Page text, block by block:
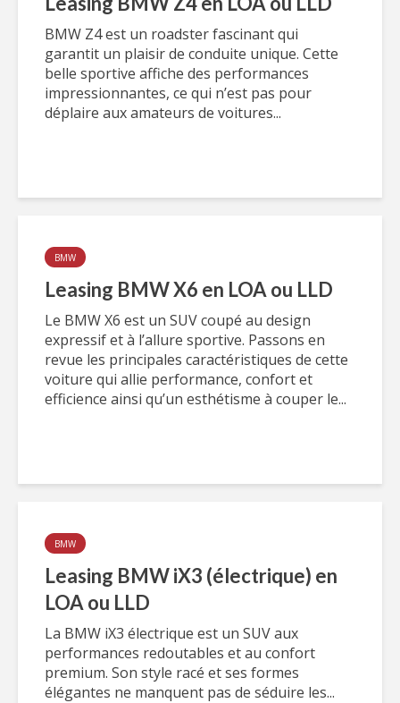
BMW Z4 est un roadster fascinant qui
garantit un plaisir de conduite unique. Cette
belle sportive affiche des performances
impressionnantes, ce qui n’est pas pour
déplaire aux amateurs de voitures...
BMW
Leasing BMW X6 en LOA ou LLD
Le BMW X6 est un SUV coupé au design
expressif et à l’allure sportive. Passons en
revue les principales caractéristiques de cette
voiture qui allie performance, confort et
efficience ainsi qu’un esthétisme à couper le...
BMW
Leasing BMW iX3 (électrique) en
LOA ou LLD
La BMW iX3 électrique est un SUV aux
performances redoutables et au confort
premium. Son style racé et ses formes
élégantes ne manquent pas de séduire les...